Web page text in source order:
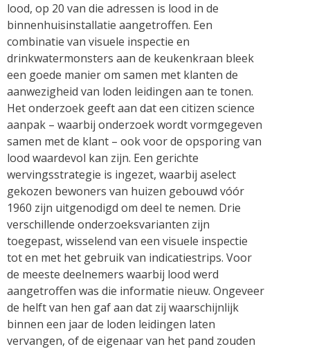
lood, op 20 van die adressen is lood in de
binnenhuisinstallatie aangetroffen. Een
combinatie van visuele inspectie en
drinkwatermonsters aan de keukenkraan bleek
een goede manier om samen met klanten de
aanwezigheid van loden leidingen aan te tonen.
Het onderzoek geeft aan dat een citizen science
aanpak – waarbij onderzoek wordt vormgegeven
samen met de klant – ook voor de opsporing van
lood waardevol kan zijn. Een gerichte
wervingsstrategie is ingezet, waarbij aselect
gekozen bewoners van huizen gebouwd vóór
1960 zijn uitgenodigd om deel te nemen. Drie
verschillende onderzoeksvarianten zijn
toegepast, wisselend van een visuele inspectie
tot en met het gebruik van indicatiestrips. Voor
de meeste deelnemers waarbij lood werd
aangetroffen was die informatie nieuw. Ongeveer
de helft van hen gaf aan dat zij waarschijnlijk
binnen een jaar de loden leidingen laten
vervangen, of de eigenaar van het pand zouden